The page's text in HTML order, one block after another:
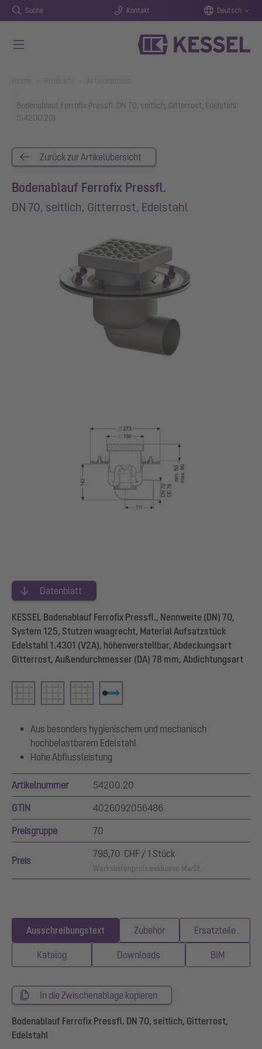
Suche Kontakt Deutsch
Bodenablauf Ferrofix Pressfl. DN 70, seitlich, Gitterrost, Edelstahl
(54200.20)
Zurück zur Artikelübersicht
Bodenablauf Ferrofix Pressfl.
DN 70, seitlich, Gitterrost, Edelstahl
Datenblatt
KESSEL Bodenablauf Ferrofix Pressfl., Nennweite (DN) 70,
System 125, Stutzen waagrecht, Material Aufsatzstück
Edelstahl 1.4301 (V2A), höhenverstellbar, Abdeckungsart
Gitterrost, Außendurchmesser (DA) 78 mm, Abdichtungsart
Aus besonders hygienischem und mechanisch
hochbelastbarem Edelstahl
Hohe Abflussleistung
Artikelnummer 54200.20
GTIN 4026092056486
Preisgruppe 70
Preis
798,70 CHF / 1 Stück
Werkslistenpreis exklusive MwSt.
Ausschreibungstext Zubehör Ersatzteile
Katalog Downloads BIM
In die Zwischenablage kopieren
Bodenablauf Ferrofix Pressfl. DN 70, seitlich, Gitterrost,
Edelstahl